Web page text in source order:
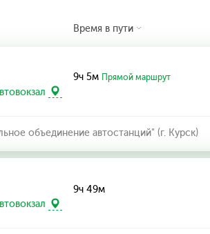
Время в пути
9ч 5м Прямой маршрут
объединение автостанций" (г. Курск)
9ч 49м